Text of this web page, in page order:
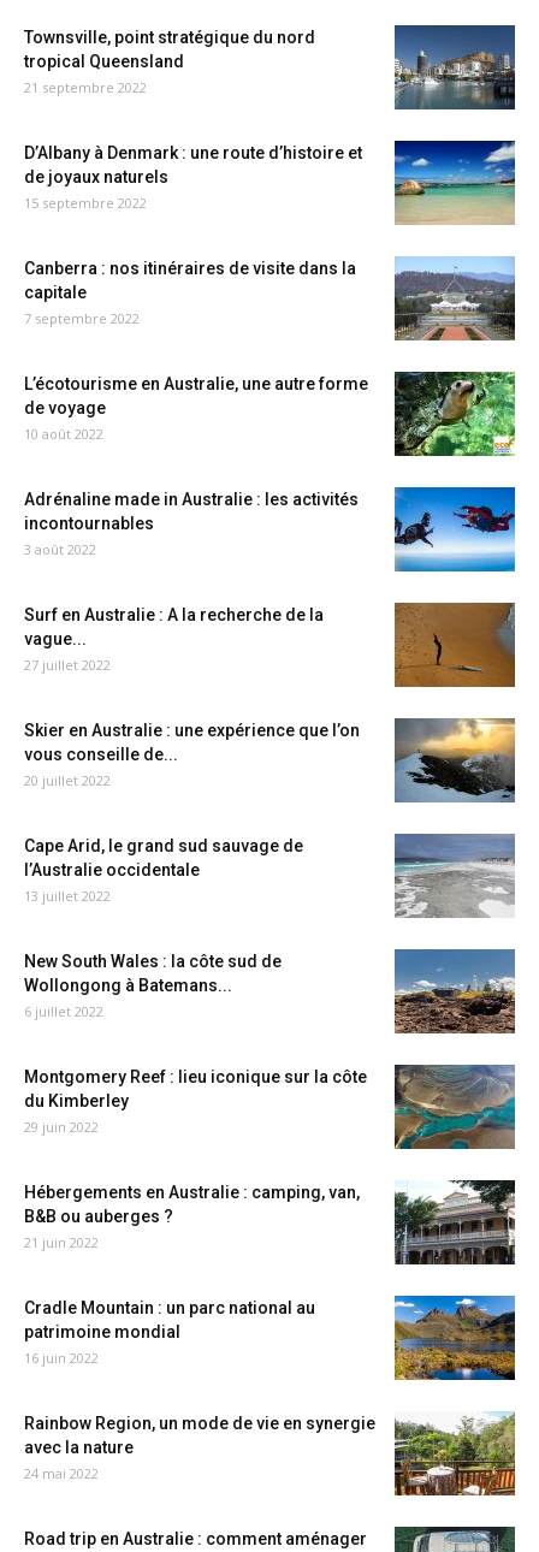
Townsville, point stratégique du nord
tropical Queensland
21 septembre 2022
D’Albany à Denmark : une route d’histoire et
de joyaux naturels
15 septembre 2022
Canberra : nos itinéraires de visite dans la
capitale
7 septembre 2022
L’écotourisme en Australie, une autre forme
de voyage
10 août 2022
Adrénaline made in Australie : les activités
incontournables
3 août 2022
Surf en Australie : A la recherche de la
vague...
27 juillet 2022
Skier en Australie : une expérience que l’on
vous conseille de...
20 juillet 2022
Cape Arid, le grand sud sauvage de
l’Australie occidentale
13 juillet 2022
New South Wales : la côte sud de
Wollongong à Batemans...
6 juillet 2022
Montgomery Reef : lieu iconique sur la côte
du Kimberley
29 juin 2022
Hébergements en Australie : camping, van,
B&B ou auberges ?
21 juin 2022
Cradle Mountain : un parc national au
patrimoine mondial
16 juin 2022
Rainbow Region, un mode de vie en synergie
avec la nature
24 mai 2022
Road trip en Australie : comment aménager